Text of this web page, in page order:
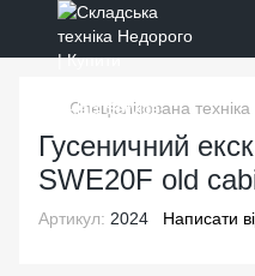
Спеціалізована техніка
Гусеничний
SWE20F old
Артикул: 2024 Написати